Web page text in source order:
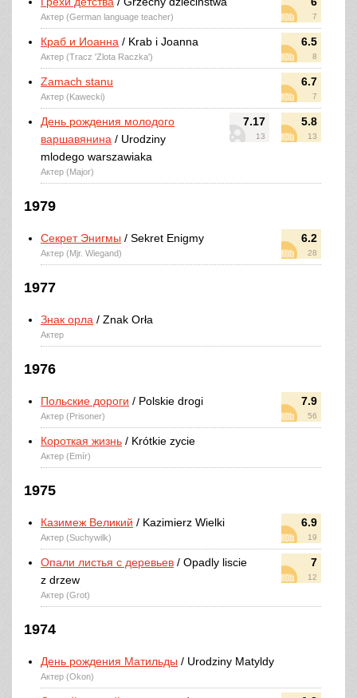
7
Актер (German language teacher)
6.5
8
Краб и Иоанна / Krab i Joanna
Актер (Tracz 'Zlota Raczka')
6.7
7
Zamach stanu
Актер (Kawecki)
7.17
13
5.8
13
День рождения молодого
варшавянина / Urodziny
mlodego warszawiaka
Актер (Major)
1979
6.2
28
Секрет Энигмы / Sekret Enigmy
Актер (Mjr. Wiegand)
1977
Знак орла / Znak Orła
Актер
1976
7.9
56
Польские дороги / Polskie drogi
Актер (Prisoner)
Короткая жизнь / Krótkie zycie
Актер (Emír)
1975
6.9
19
Казимеж Великий / Kazimierz Wielki
Актер (Suchywilk)
7
12
Опали листья с деревьев / Opadly liscie
z drzew
Актер (Grot)
1974
День рождения Матильды / Urodziny Matyldy
Актер (Okon)